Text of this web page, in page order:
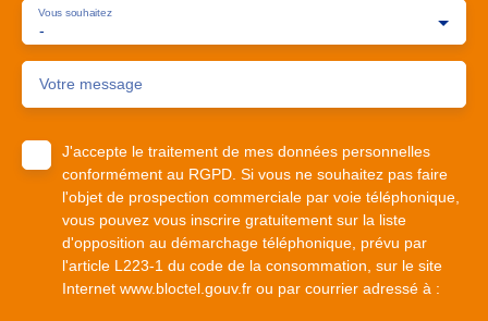
-
Vous souhaitez
Votre message
J'accepte le traitement de mes données personnelles
conformément au RGPD. Si vous ne souhaitez pas faire
l'objet de prospection commerciale par voie téléphonique,
vous pouvez vous inscrire gratuitement sur la liste
d'opposition au démarchage téléphonique, prévu par
l'article L223-1 du code de la consommation, sur le site
Internet www.bloctel.gouv.fr ou par courrier adressé à :